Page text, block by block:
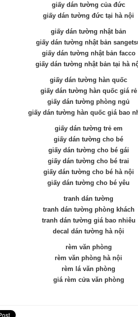
giấy dán tường của đức
giấy dán tường đức tại hà nội
giấy dán tường nhật bản
giấy dán tường nhật bản
giấy dán tường nhật bản facco
giấy dán tường nhật bản tại hà
giấy dán tường hàn quốc
giấy dán tường hàn quốc giá rẻ
giấy dán tường phòng ngủ
giấy dán tường hàn quốc giá bao
giấy dán tường trẻ em
giấy dán tường cho bé
giấy dán tường cho bé gái
giấy dán tường cho bé trai
giấy dán tường cho bé hà nội
giấy dán tường cho bé yêu
tranh dán tường
tranh dán tường phòng khách
tranh dán tường giá bao nhiêu
decal dán tường hà nội
rèm văn phòng
rèm văn phòng hà nội
rèm lá văn phòng
giá rèm cửa văn phòng